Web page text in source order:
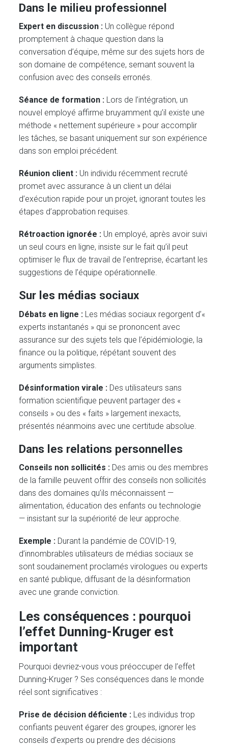
Dans le milieu professionnel
Expert en discussion : Un collègue répond
promptement à chaque question dans la
conversation d’équipe, même sur des sujets hors de
son domaine de compétence, semant souvent la
confusion avec des conseils erronés.
Séance de formation : Lors de l’intégration, un
nouvel employé affirme bruyamment qu’il existe une
méthode « nettement supérieure » pour accomplir
les tâches, se basant uniquement sur son expérience
dans son emploi précédent.
Réunion client : Un individu récemment recruté
promet avec assurance à un client un délai
d’exécution rapide pour un projet, ignorant toutes les
étapes d’approbation requises.
Rétroaction ignorée : Un employé, après avoir suivi
un seul cours en ligne, insiste sur le fait qu’il peut
optimiser le flux de travail de l’entreprise, écartant les
suggestions de l’équipe opérationnelle.
Sur les médias sociaux
Débats en ligne : Les médias sociaux regorgent d’«
experts instantanés » qui se prononcent avec
assurance sur des sujets tels que l’épidémiologie, la
finance ou la politique, répétant souvent des
arguments simplistes.
Désinformation virale : Des utilisateurs sans
formation scientifique peuvent partager des «
conseils » ou des « faits » largement inexacts,
présentés néanmoins avec une certitude absolue.
Dans les relations personnelles
Conseils non sollicités : Des amis ou des membres
de la famille peuvent offrir des conseils non sollicités
dans des domaines qu’ils méconnaissent —
alimentation, éducation des enfants ou technologie
— insistant sur la supériorité de leur approche.
Exemple : Durant la pandémie de COVID-19,
d’innombrables utilisateurs de médias sociaux se
sont soudainement proclamés virologues ou experts
en santé publique, diffusant de la désinformation
avec une grande conviction.
Les conséquences : pourquoi
l’effet Dunning-Kruger est
important
Pourquoi devriez-vous vous préoccuper de l’effet
Dunning-Kruger ? Ses conséquences dans le monde
réel sont significatives :
Prise de décision déficiente : Les individus trop
confiants peuvent égarer des groupes, ignorer les
conseils d’experts ou prendre des décisions